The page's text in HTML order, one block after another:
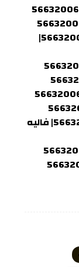
تاجير طاولات استقبال الكويت |56632006|
خدمة ايقاف السيارات الكويت |56632006| فاليه